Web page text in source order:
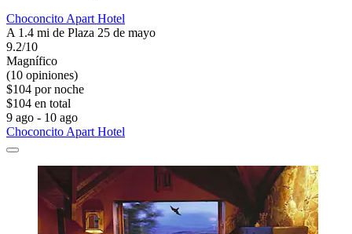
Choconcito Apart Hotel
A 1.4 mi de Plaza 25 de mayo
9.2/10
Magnífico
(10 opiniones)
$104 por noche
$104 en total
9 ago - 10 ago
Choconcito Apart Hotel